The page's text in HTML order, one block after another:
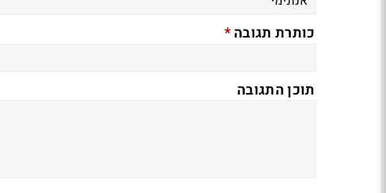
כותרת תגובה*
תוכן התגובה